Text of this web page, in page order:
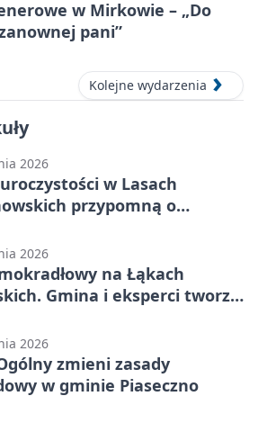
w Mirkowie – „Do
pani”
Kolejne wydarzenia
2026
w Lasach
przypomną o
2026
na Łąkach
Gmina i eksperci tworzą
2026
zmieni zasady
w gminie Piaseczno